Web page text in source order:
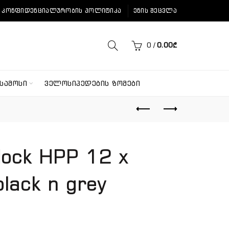
ᲙᲝᲜᲤᲘᲓᲔᲜᲪᲘᲐᲚᲣᲠᲝᲑᲘᲡ ᲞᲝᲚᲘᲢᲘᲙᲐ ᲔᲜᲘᲡ ᲨᲔᲪᲕᲚᲐ
0 / 0.00₾
ᲕᲔᲚᲝᲡᲘᲞᲔᲓᲔᲑᲘᲡ ᲖᲝᲛᲔᲑᲘ
HPP 12 x
n grey